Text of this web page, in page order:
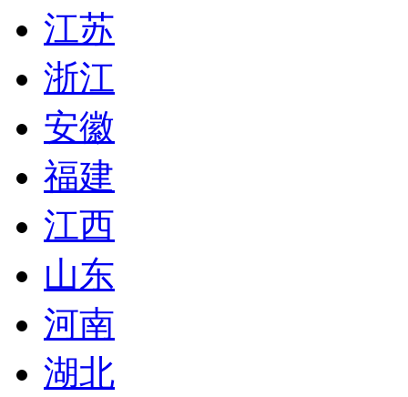
江苏
浙江
安徽
福建
江西
山东
河南
湖北